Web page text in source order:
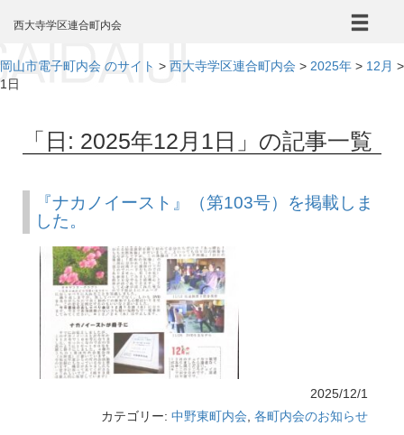
西大寺学区連合町内会
岡山市電子町内会 のサイト > 西大寺学区連合町内会 > 2025年 > 12月 >
1日
「日: 2025年12月1日 」の記事一覧
『ナカノイースト』（第103号）を掲載しま
した。
2025/12/1
カテゴリー: 中野東町内会 各町内会のお知らせ